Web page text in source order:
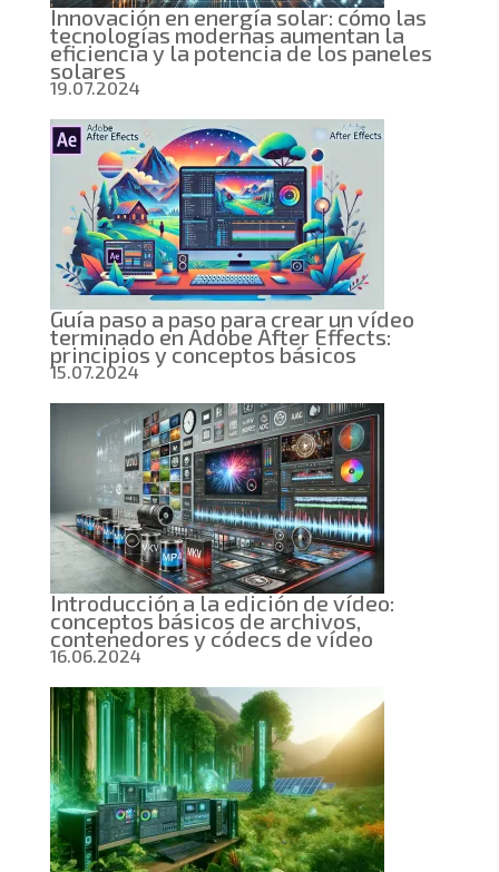
Innovación en energía solar: cómo las
tecnologías modernas aumentan la
eficiencia y la potencia de los paneles
solares
19.07.2024
Guía paso a paso para crear un vídeo
terminado en Adobe After Effects:
principios y conceptos básicos
15.07.2024
Introducción a la edición de vídeo:
conceptos básicos de archivos,
contenedores y códecs de vídeo
16.06.2024